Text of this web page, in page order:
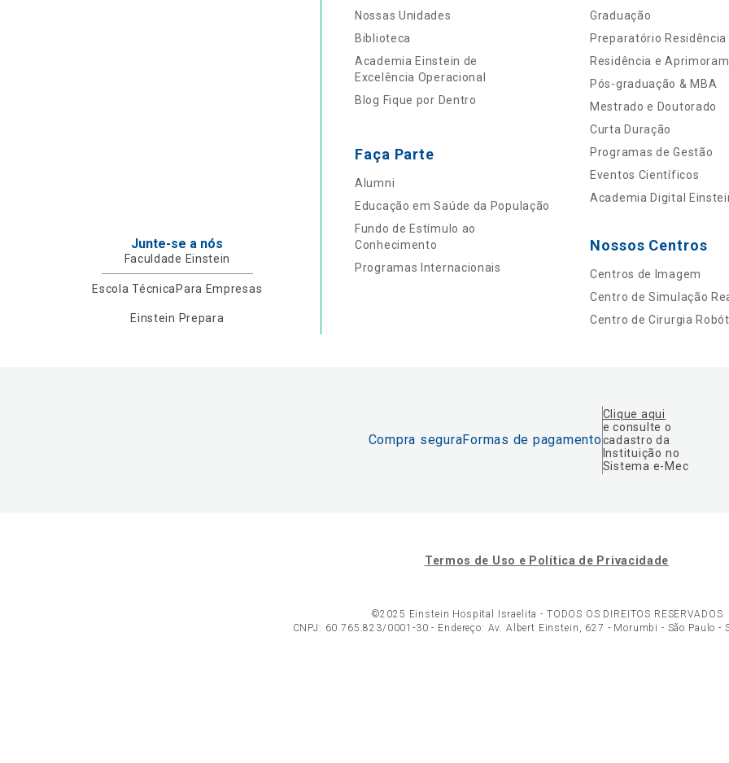
Junte-se a nós
Faculdade Einstein
Escola TécnicaPara Empresas
Einstein Prepara
Nossas Unidades
Biblioteca
Academia Einstein de
Excelência Operacional
Blog Fique por Dentro
Faça Parte
Alumni
Educação em Saúde da População
Fundo de Estímulo ao
Conhecimento
Programas Internacionais
Graduação
Preparatório Residência
Residência e
Pós-graduação & MBA
Mestrado e Doutorado
Curta Duração
Programas de Gestão
Eventos Científicos
Academia Digital
Nossos Centros
Centros de Imagem
Centro de Simulação
Centro de Cirurgia
Compra seguraFormas de pagamento
Clique aqui
e consulte o
cadastro da
Instituição no
Sistema e-Mec
Termos de Uso e Política de Privacidade
©2025 Einstein Hospital Israelita - TODOS OS DIREITOS RESERVADOS
CNPJ: 60.765.823/0001-30 - Endereço: Av. Albert Einstein, 627 - Morumbi - São Paulo -